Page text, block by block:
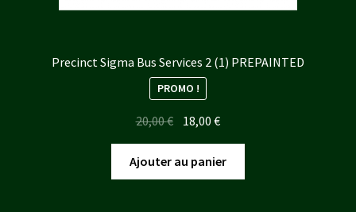
Precinct Sigma Bus Services 2 (1) PREPAINTED
PROMO !
20,00€ Le
prix
initial
était :
18,00€Le
prix
actuel
est :
Ajouter au panier